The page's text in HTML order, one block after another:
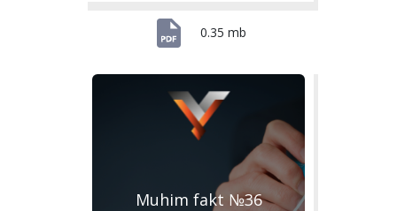
0.35 mb
Muhim fakt №36